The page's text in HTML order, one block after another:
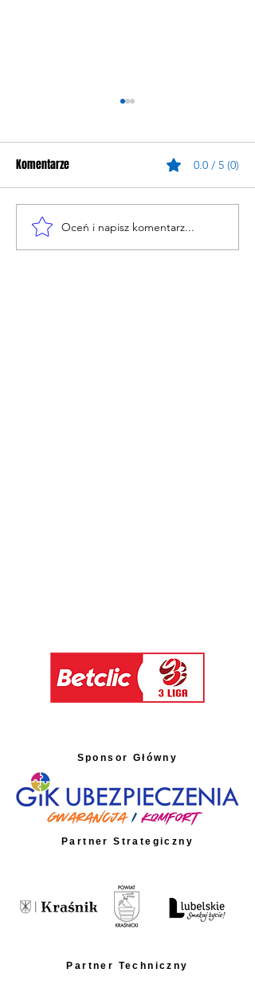
Derby w wersji młodzieżowej
Komentarze 0.0 / 5 (0)
Oceń i napisz komentarz...
Sponsor Główny
Partner Strategiczny
Partner Techniczny